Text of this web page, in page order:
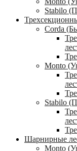
Stabilo
Corda
Monto
Stabilo
Шарнирные
Monto